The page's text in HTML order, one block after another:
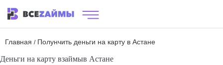
Главная / Полунчить деньги на карту в Астане
Деньги на карту взаймыв Астане